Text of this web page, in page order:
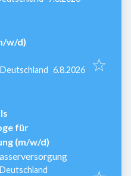
w/d)
Veröffentlicht
6.8.2026
für
(m/w/d)